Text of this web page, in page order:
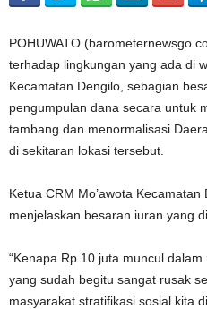
POHUWATO
terhadap lingkungan yang ada di
Kecamatan Dengilo, sebagian
pengumpulan dana secara untuk
tambang dan menormalisasi
di sekitaran lokasi tersebut.
Ketua CRM Mo’awota
menjelaskan besaran iuran yang
“Kenapa Rp 10 juta muncul
yang sudah begitu sangat rusak
masyarakat stratifikasi sosial kita